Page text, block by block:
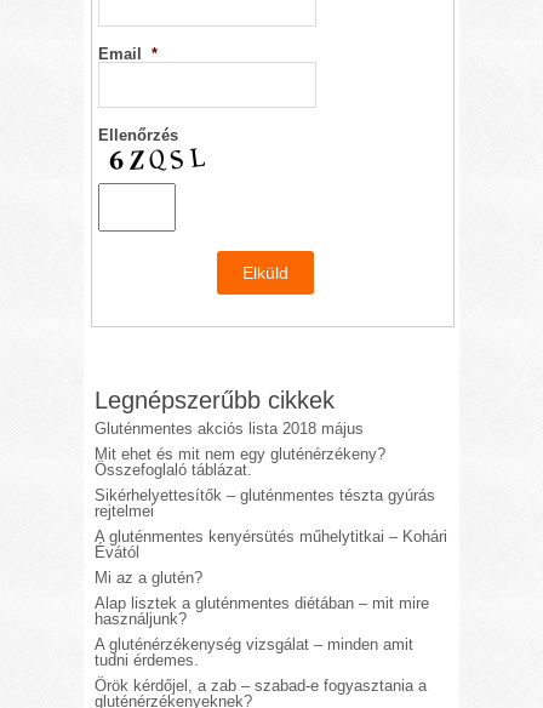
Email *
Ellenőrzés
Legnépszerűbb cikkek
Gluténmentes akciós lista 2018 május
Mit ehet és mit nem egy gluténérzékeny?
Összefoglaló táblázat.
Sikérhelyettesítők – gluténmentes tészta gyúrás
rejtelmei
A gluténmentes kenyérsütés műhelytitkai – Kohári
Évától
Mi az a glutén?
Alap lisztek a gluténmentes diétában – mit mire
használjunk?
A gluténérzékenység vizsgálat – minden amit
tudni érdemes.
Örök kérdőjel, a zab – szabad-e fogyasztania a
gluténérzékenyeknek?